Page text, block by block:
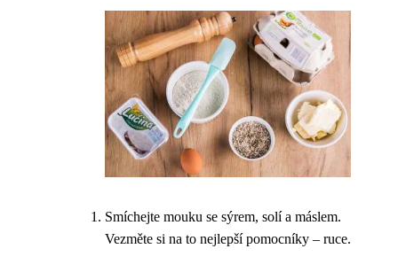
Smíchejte mouku se sýrem, solí a máslem.
Vezměte si na to nejlepší pomocníky – ruce.